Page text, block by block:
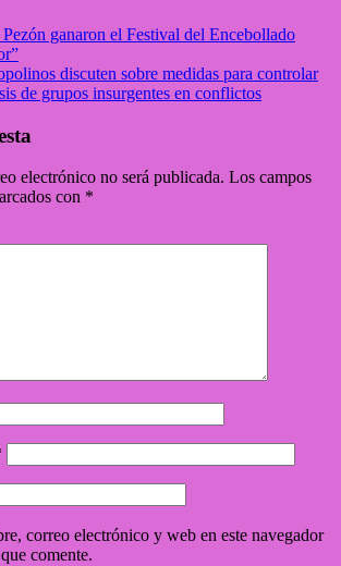
ganaron el Festival del Encebollado
discuten sobre medidas para controlar
de grupos insurgentes en conflictos
electrónico no será publicada. Los campos
con *
correo electrónico y web en este navegador
comente.